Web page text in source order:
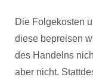
Die Folgekosten
diese bepreisen
des Handelns
aber nicht.